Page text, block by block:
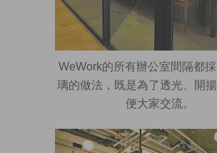
WeWork的所有辦公室間隔都
璃的做法，既是為了透光、開
便大家交流。